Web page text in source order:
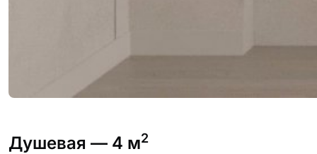
Душевая — 4 м2